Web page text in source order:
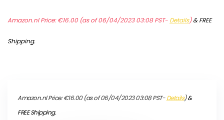
Amazon.nl Price:€16.00(as of 06/04/2023 03:08 PST- Details)&FREE
Shipping.
Amazon.nl Price:€16.00(as of 06/04/2023 03:08 PST-Details)&
FREE Shipping.